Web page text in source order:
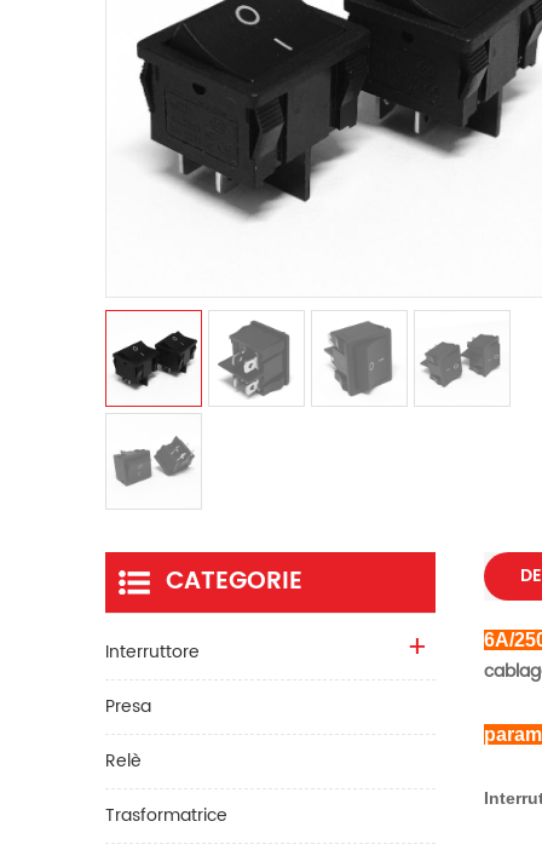
6A/
CATEGORIE
Interruttore
Presa
Relè
Trasformatrice